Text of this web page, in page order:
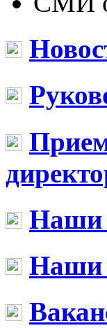
Наши
Наши